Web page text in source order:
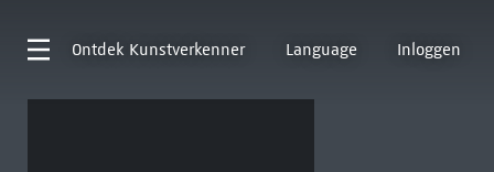
Ontdek Kunstverkenner Language Inloggen